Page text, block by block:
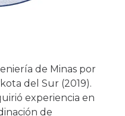
de Minas por
del Sur (2019).
experiencia en
de